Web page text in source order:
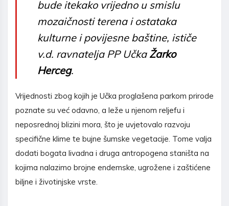
bude itekako vrijedno u smislu
mozaičnosti terena i ostataka
kulturne i povijesne baštine, ističe
v.d. ravnatelja PP Učka Žarko
Herceg.
Vrijednosti zbog kojih je Učka proglašena parkom prirode
poznate su već odavno, a leže u njenom reljefu i
neposrednoj blizini mora, što je uvjetovalo razvoju
specifične klime te bujne šumske vegetacije. Tome valja
dodati bogata livadna i druga antropogena staništa na
kojima nalazimo brojne endemske, ugrožene i zaštićene
biljne i životinjske vrste.